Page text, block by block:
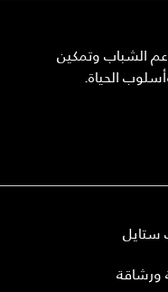
الشباب وتمكين
الحياة.
ستايل